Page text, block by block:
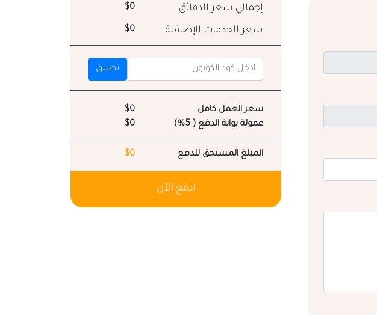
إجمالي سعر الدقائق $0
سعر الخدمات الإضافية $0
تطبيق
سعر العمل كامل
$0
عمولة بوابة الدفع ( 5%)
$0
المبلغ المستحق للدفع $0
ادفع الآن